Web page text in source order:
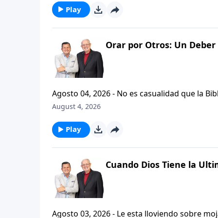
Play
Orar por Otros: Un Deber
Agosto 04, 2026 - No es casualidad que la Biblia contenga
profetas, apostoles...de gente comun y
especifica.
August 4, 2026
Play
Cuando Dios Tiene la
Agosto 03, 2026 - Le esta lloviendo sobre mojado? Siente que el dolor y el sufrimiento se han